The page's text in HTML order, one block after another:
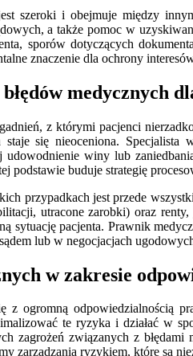
szeroki i obejmuje między
a także pomoc w
sporów dotyczących
znaczenie dla ochrony
medycznych
z którymi pacjenci
się nieoceniona.
winy lub
podstawie buduje strategię
przypadkach jest przede
utracone zarobki) oraz
sytuację pacjenta. Prawnik
lub w negocjacjach
w zakresie
z ogromną odpowiedzialnością
te ryzyka i działać w
zagrożeń związanych z
zarządzania ryzykiem, które są